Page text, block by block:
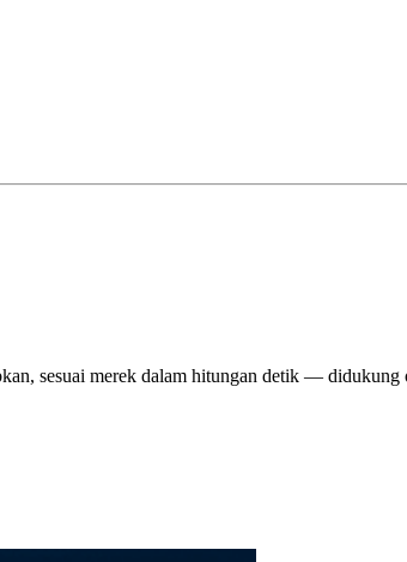
sesuai merek dalam hitungan detik — didukung